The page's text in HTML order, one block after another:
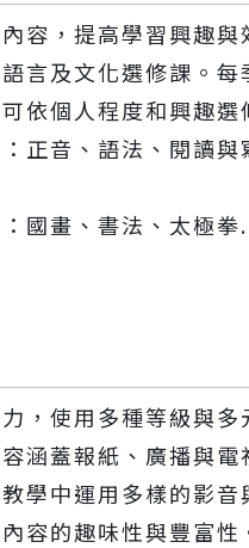
容，提高學習興趣與
言及文化選修課。每
依個人程度和興趣選
：正音、語法、閱讀與
國畫、書法、太極拳
，使用多種等級與多
涵蓋報紙、廣播與電
學中運用多樣的影音
容的趣味性與豐富性